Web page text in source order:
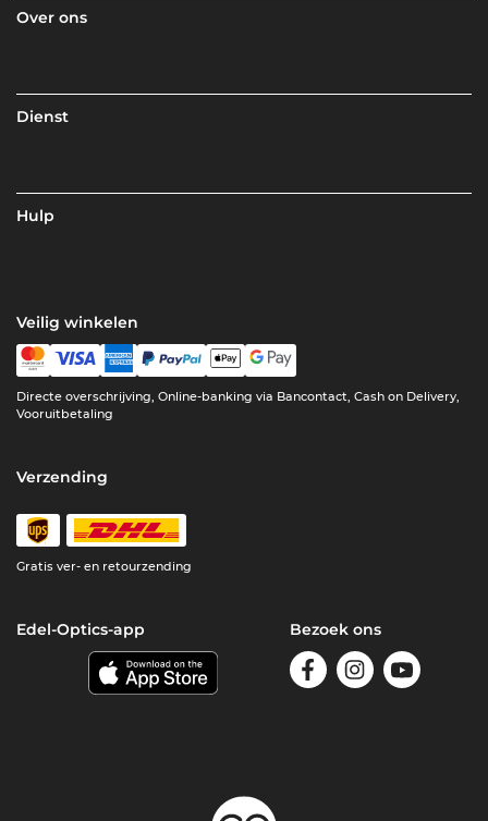
Over ons
Dienst
Hulp
Veilig winkelen
Directe overschrijving, Online-banking via Bancontact, Cash on Delivery,
Vooruitbetaling
Verzending
Gratis ver- en retourzending
Edel-Optics-app Bezoek ons